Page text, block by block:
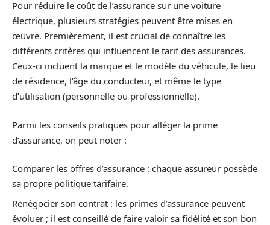
Pour réduire le coût de l’assurance sur une voiture
électrique, plusieurs stratégies peuvent être mises en
œuvre. Premièrement, il est crucial de connaître les
différents critères qui influencent le tarif des assurances.
Ceux-ci incluent la marque et le modèle du véhicule, le lieu
de résidence, l’âge du conducteur, et même le type
d’utilisation (personnelle ou professionnelle).
Parmi les conseils pratiques pour alléger la prime
d’assurance, on peut noter :
Comparer les offres d’assurance : chaque assureur possède
sa propre politique tarifaire.
Renégocier son contrat : les primes d’assurance peuvent
évoluer ; il est conseillé de faire valoir sa fidélité et son bon